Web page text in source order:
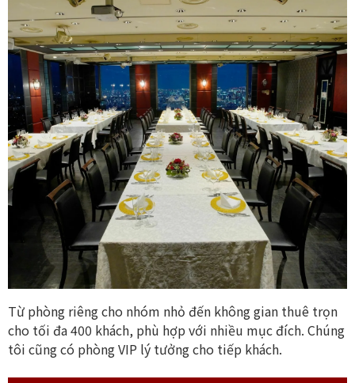
Từ phòng riêng cho nhóm nhỏ đến không gian thuê trọn
cho tối đa 400 khách, phù hợp với nhiều mục đích. Chúng
tôi cũng có phòng VIP lý tưởng cho tiếp khách.